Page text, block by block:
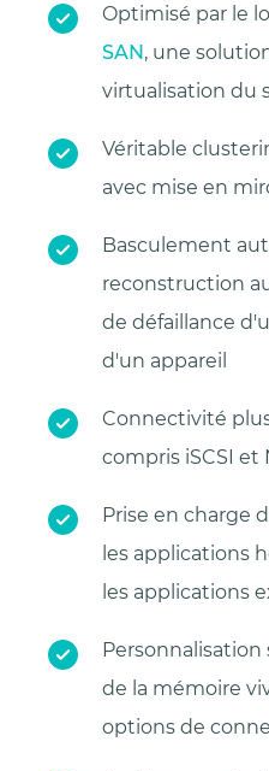
Optimisé par le
SAN, une
virtualisation du
Véritable
avec mise en
Basculement
reconstruction
de défaillance
d'un appareil
Connectivité
compris iSCSI et
Prise en charge
les applications
les applications
Personnalisation
de la mémoire
options de